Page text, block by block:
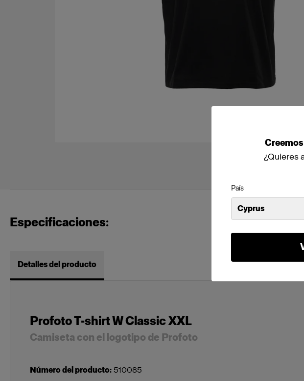
Creemos
¿Quieres
País
Cyprus
Especificaciones:
Detalles del producto
Profoto T-shirt W Classic XXL
Camiseta con el logotipo de Profoto
Número del producto: 510085